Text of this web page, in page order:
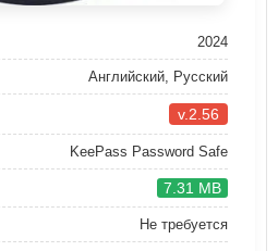
2024
Английский, Русский
v.2.56
KeePass Password Safe
7.31 MB
Не требуется